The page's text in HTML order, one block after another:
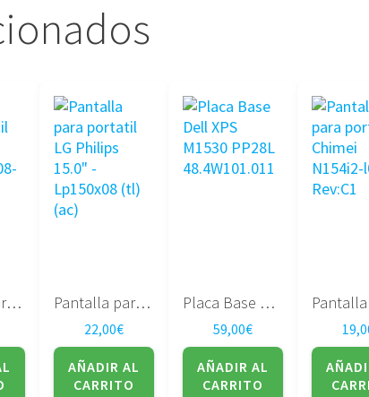
Pantalla para portatil 17″ LTN170BT08-G01 Pantalla para portatil LG Philips 15.0″ – Lp150x08 (tl) (ac)
22,00€
AÑADIR AL
CARRITO
Placa Base Dell XPS M1530 PP28L 48.4W101.011
59,00€
AÑADIR AL
CARRITO